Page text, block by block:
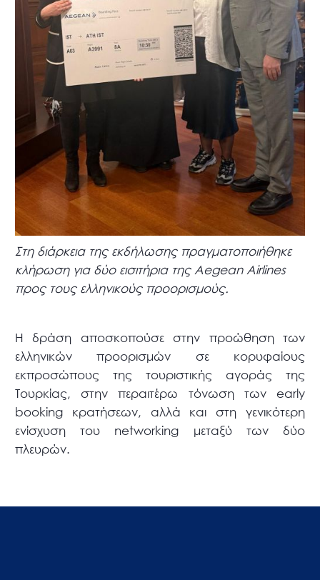
Στη διάρκεια της εκδήλωσης πραγματοποιήθηκε
κλήρωση για δύο εισιτήρια της Aegean Airlines
προς τους ελληνικούς προορισμούς.
Η δράση αποσκοπούσε στην προώθηση των
ελληνικών προορισμών σε κορυφαίους
εκπροσώπους της τουριστικής αγοράς της
Τουρκίας, στην περαιτέρω τόνωση των early
booking κρατήσεων, αλλά και στη γενικότερη
ενίσχυση του networking μεταξύ των δύο
πλευρών.